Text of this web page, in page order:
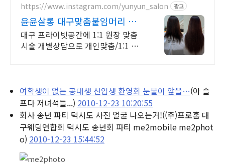
https://www.instagram.com/yunyun_salon 광고
윤윤살롱 대구맞춤붙임머리 두
상커짐없는 자연스런땋기
대구 프라이빗공간에 1:1 원장 맞춤
시술 개별상담으로 개인맞춤/1:1 맞
여학생이 없는 공대생 신입생 환영회 눈물이 앞을…(아 슬
프다 저녀석들...) 2010-12-23 10:20:55
회사 송년 파티 턱시도 사진 얼굴 나오는거!((주)프로홈 대
구웨딩연합회 턱시도 송년회 파티 me2mobile me2phot
o) 2010-12-23 15:44:52